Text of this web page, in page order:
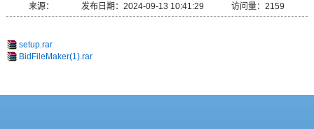
来源： 发布日期：2024-09-13 10:41:29 访问量：2159
setup.rar
BidFileMaker(1).rar